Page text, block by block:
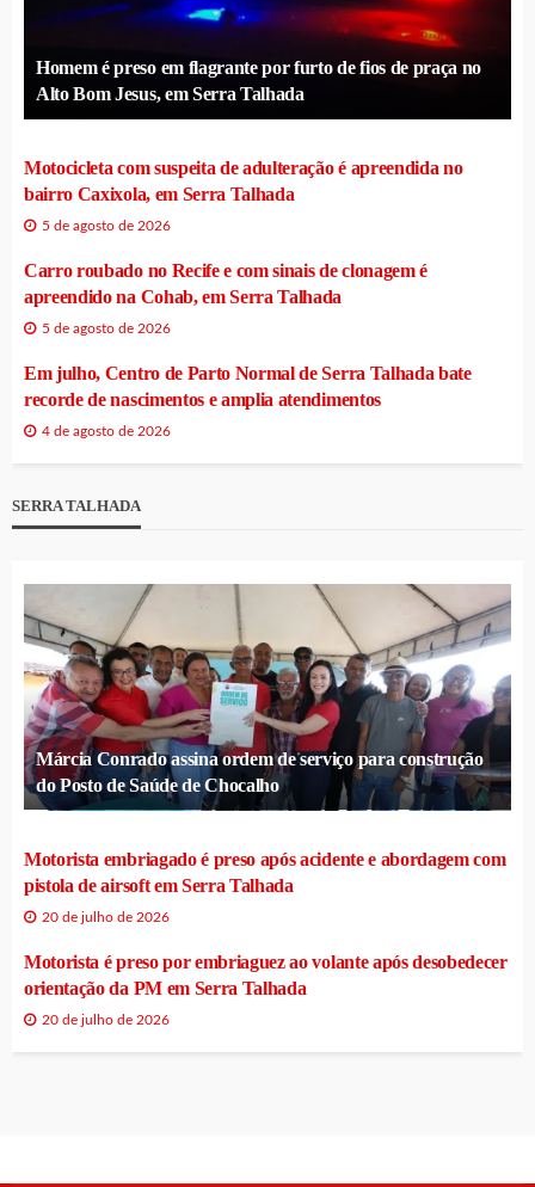
Homem é preso em flagrante por furto de fios de praça no
Alto Bom Jesus, em Serra Talhada
Motocicleta com suspeita de adulteração é apreendida no
bairro Caxixola, em Serra Talhada
5 de agosto de 2026
Carro roubado no Recife e com sinais de clonagem é
apreendido na Cohab, em Serra Talhada
5 de agosto de 2026
Em julho, Centro de Parto Normal de Serra Talhada bate
recorde de nascimentos e amplia atendimentos
4 de agosto de 2026
SERRA TALHADA
Márcia Conrado assina ordem de serviço para construção
do Posto de Saúde de Chocalho
Motorista embriagado é preso após acidente e abordagem com
pistola de airsoft em Serra Talhada
20 de julho de 2026
Motorista é preso por embriaguez ao volante após desobedecer
orientação da PM em Serra Talhada
20 de julho de 2026